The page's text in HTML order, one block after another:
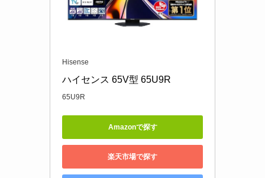
Hisense
ハイセンス 65V型 65U9R
65U9R
Amazonで探す
楽天市場で探す